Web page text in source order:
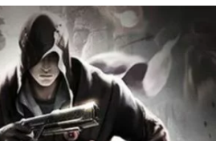
養生保健 民生用品
運動休閒 親子玩具